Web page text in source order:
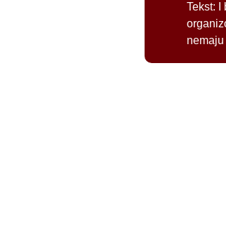
Tekst:
nemaju